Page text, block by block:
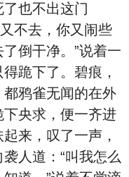
也不出这门
不去，你又闹些
倒干净。”说着一
跪下了。碧痕，
鸦雀无闻的在外
央求，便一齐进
来，叹了一声，
人道：“叫我怎么